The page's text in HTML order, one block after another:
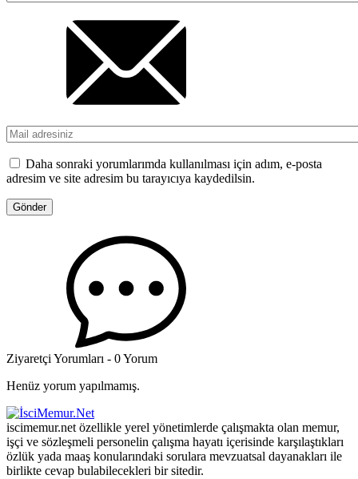
Daha sonraki yorumlarımda kullanılması için adım, e-posta
adresim ve site adresim bu tarayıcıya kaydedilsin.
Ziyaretçi Yorumları - 0 Yorum
Henüz yorum yapılmamış.
iscimemur.net özellikle yerel yönetimlerde çalışmakta olan memur,
işçi ve sözleşmeli personelin çalışma hayatı içerisinde karşılaştıkları
özlük yada maaş konularındaki sorulara mevzuatsal dayanakları ile
birlikte cevap bulabilecekleri bir sitedir.